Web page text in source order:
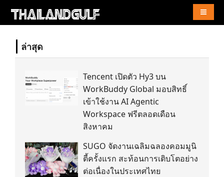
ล่าสุด
Tencent เปิดตัว Hy3 บน
WorkBuddy Global มอบสิทธิ์
เข้าใช้งาน AI Agentic
Workspace ฟรีตลอดเดือน
สิงหาคม
SUGO จัดงานเฉลิมฉลองคอมมูนิ
ตี้ครั้งแรก สะท้อนการเติบโตอย่าง
ต่อเนื่องในประเทศไทย